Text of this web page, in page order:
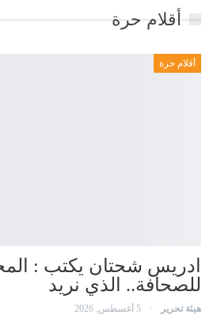
أقلام حرة
أقلام حرة
ادريس شحتان يكتب :
للصحافة.. الذي نريد
هيئة تحرير 5 أغسطس, 2026